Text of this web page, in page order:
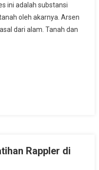
ini adalah substansi
oleh akarnya. Arsen
dari alam. Tanah dan
Rappler di